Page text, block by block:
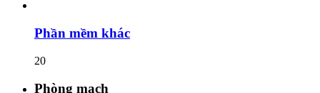
Phần mềm khác
20
Phòng mạch